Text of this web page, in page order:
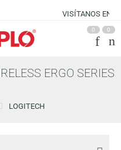
CENCO LIMA SUR
0 0
ERGO SERIES
LOGITECH